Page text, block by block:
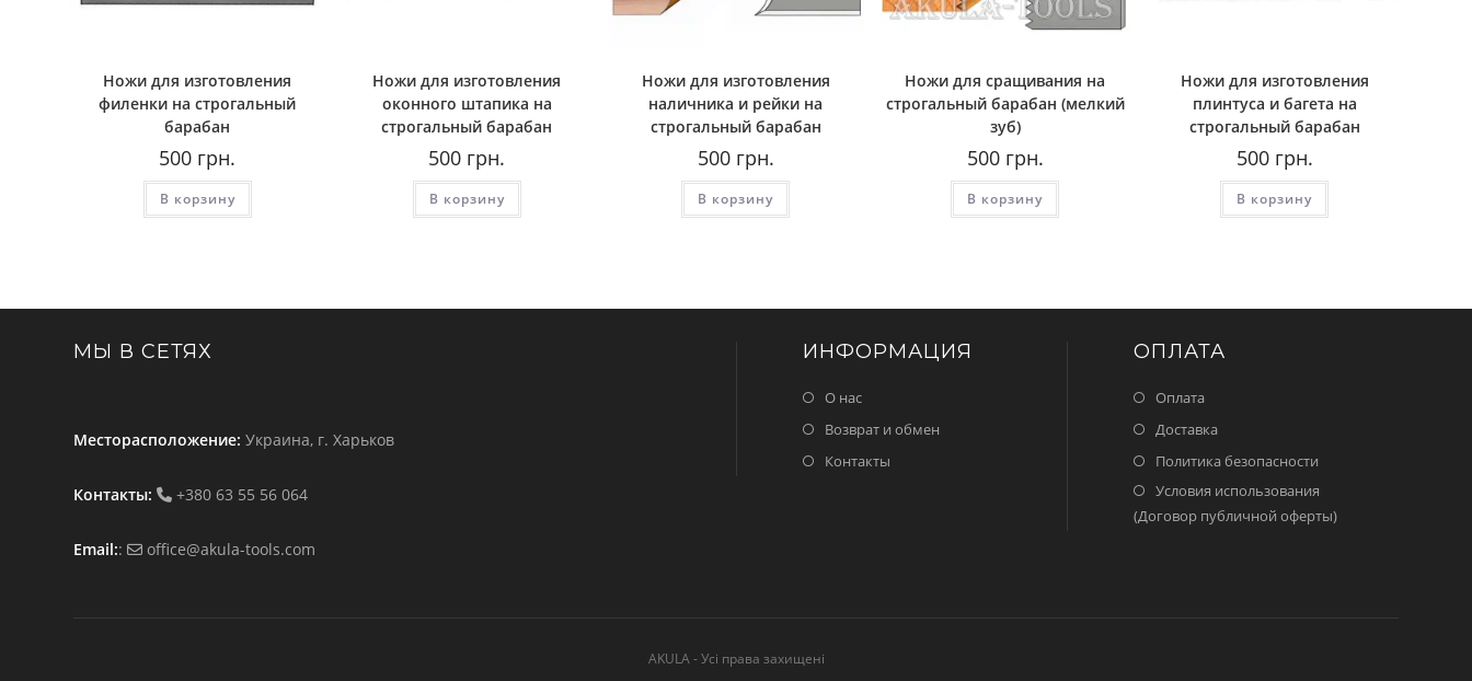
Ножи для изготовления
филенки на строгальный
барабан
500 грн.
В корзину
Ножи для изготовления
оконного штапика на
строгальный барабан
500 грн.
В корзину
Ножи для изготовления
наличника и рейки на
строгальный барабан
500грн.
В корзину
Ножи для сращивания на
строгальный барабан (мелкий
зуб)
500грн.
В корзину
Ножи для изготовления
плинтуса и багета на
строгальный барабан
500грн.
В корзину
МЫ В СЕТЯХ
Месторасположение: Украина, г. Харьков
Контакты: +380 63 55 56 064
Email:: office@akula-tools.com
ИНФОРМАЦИЯ
О нас
Возврат и обмен
Контакты
ОПЛАТА
Оплата
Доставка
Политика безопасности
Условия использования
(Договор публичной оферты)
AKULA - Усі права захищені